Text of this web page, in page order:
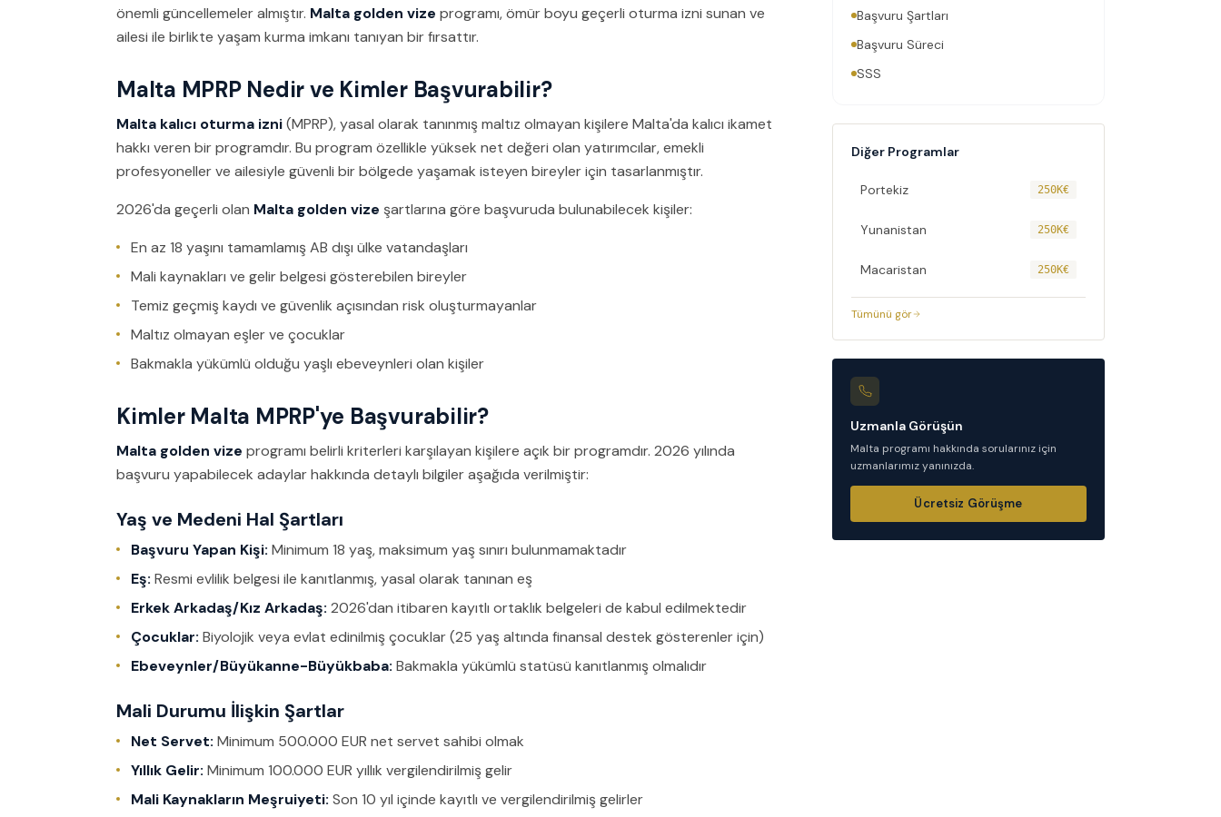
önemli güncellemeler almıştır. Malta golden vize programı, ömür boyu geçerli oturma izni sunan ve
ailesi ile birlikte yaşam kurma imkanı tanıyan bir fırsattır.
Malta MPRP Nedir ve Kimler Başvurabilir?
Malta kalıcı oturma izni(MPRP), yasal olarak tanınmış maltız olmayan kişilere Malta'da kalıcı ikamet
hakkı veren bir programdır. Bu program özellikle yüksek net değeri olan yatırımcılar, emekli
profesyoneller ve ailesiyle güvenli bir bölgede yaşamak isteyen bireyler için tasarlanmıştır.
2026'da geçerli olan Malta golden vize şartlarına göre başvuruda bulunabilecek kişiler:
En az 18 yaşını tamamlamış AB dışı ülke vatandaşları
Mali kaynakları ve gelir belgesi gösterebilen bireyler
Temiz geçmiş kaydı ve güvenlik açısından risk oluşturmayanlar
Maltız olmayan eşler ve çocuklar
Bakmakla yükümlü olduğu yaşlı ebeveynleri olan kişiler
Kimler Malta MPRP'ye Başvurabilir?
Malta golden vize programı belirli kriterleri karşılayan kişilere açık bir programdır. 2026 yılında
başvuru yapabilecek adaylar hakkında detaylı bilgiler aşağıda verilmiştir:
Yaş ve Medeni Hal Şartları
Başvuru Yapan Kişi: Minimum 18 yaş, maksimum yaş sınırı bulunmamaktadır
Eş: Resmi evlilik belgesi ile kanıtlanmış, yasal olarak tanınan eş
Erkek Arkadaş/Kız Arkadaş: 2026'dan itibaren kayıtlı ortaklık belgeleri de kabul edilmektedir
Çocuklar: Biyolojik veya evlat edinilmiş çocuklar (25 yaş altında finansal destek gösterenler için)
Ebeveynler/Büyükanne-Büyükbaba: Bakmakla yükümlü statüsü kanıtlanmış olmalıdır
Mali Durumu İlişkin Şartlar
Net Servet: Minimum 500.000 EUR net servet sahibi olmak
Yıllık Gelir: Minimum 100.000 EUR yıllık vergilendirilmiş gelir
Mali Kaynakların Meşruiyeti: Son 10 yıl içinde kayıtlı ve vergilendirilmiş gelirler
Başvuru Şartları
Başvuru Süreci
SSS
Diğer Programlar
Portekiz 250K€
Yunanistan 250K€
Macaristan 250K€
Tümünü gör
Uzmanla Görüşün
Malta programı hakkında sorularınız için
uzmanlarımız yanınızda.
Ücretsiz Görüşme